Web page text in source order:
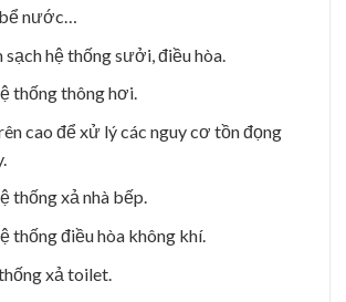
nước…
sạch hệ thống sưởi, điều hòa.
thống thông hơi.
cao để xử lý các nguy cơ tồn đọng
thống xả nhà bếp.
thống điều hòa không khí.
xả toilet.